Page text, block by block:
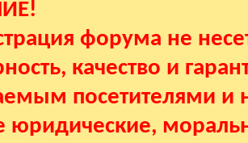
форума не
качество и
посетителями и
юридические,